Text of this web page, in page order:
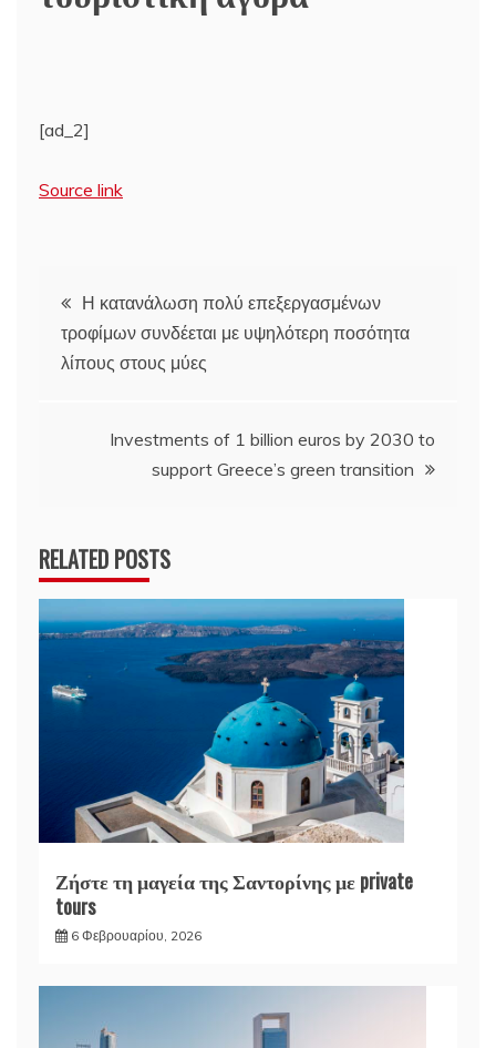
[ad_2]
Source link
Πλοήγηση
άρθρων
Η κατανάλωση πολύ επεξεργασμένων
τροφίμων συνδέεται με υψηλότερη ποσότητα
λίπους στους μύες
Investments of 1 billion euros by 2030 to
support Greece’s green transition
RELATED POSTS
Ζήστε τη μαγεία της Σαντορίνης με private
tours
6 Φεβρουαρίου, 2026